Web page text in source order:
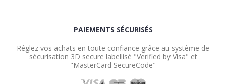
PAIEMENTS SÉCURISÉS
Réglez vos achats en toute confiance grâce au système de
sécurisation 3D secure labellisé "Verified by Visa" et
"MasterCard SecureCode"